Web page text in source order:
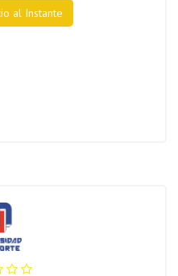
al Instante